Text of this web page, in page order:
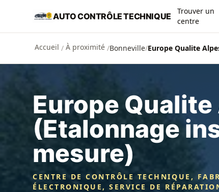
Aller au contenu principal
AUTO CONTRÔLE TECHNIQUE
Trouver un
centre
Accueil / À proximité /Bonneville/Europe Qualite
Europe
(Etalonnage
mesure)
CENTRE DE CONTRÔLE TECHNIQUE,
ÉLECTRONIQUE, SERVICE DE